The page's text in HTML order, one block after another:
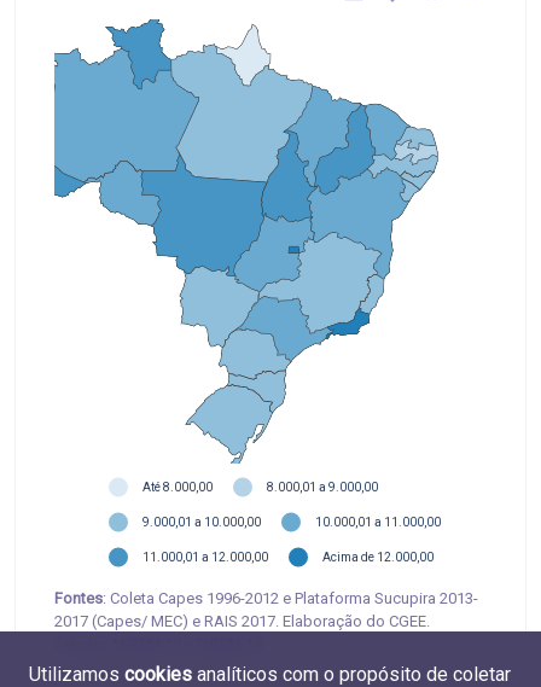
Até 8.000,00 8.000,01 a 9.000,00
9.000,01 a 10.000,00 10.000,01 a 11.000,00
11.000,01 a 12.000,00 Acima de 12.000,00
Fontes: Coleta Capes 1996-2012 e Plataforma Sucupira 2013-
2017 (Capes/ MEC) e RAIS 2017. Elaboração do CGEE.
Utilizamos cookies analíticos com o propósito de coletar